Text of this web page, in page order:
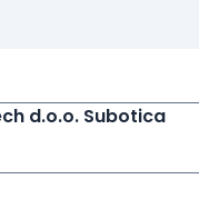
d.o.o. Subotica